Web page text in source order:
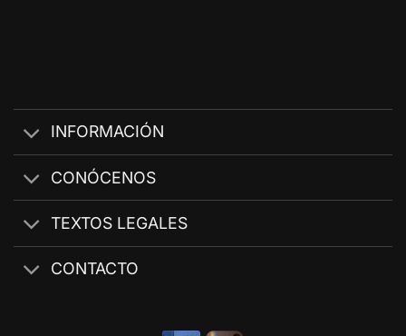
INFORMACIÓN
CONÓCENOS
TEXTOS LEGALES
CONTACTO